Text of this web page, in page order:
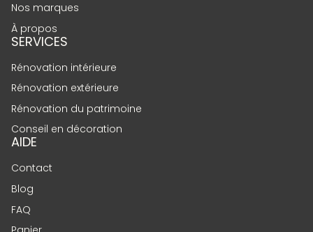
Nos marques
À propos
SERVICES
Rénovation intérieure
Rénovation extérieure
Rénovation du patrimoine
Conseil en décoration
AIDE
Contact
Blog
FAQ